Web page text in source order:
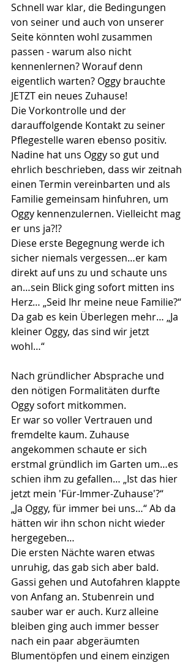
Schnell war klar, die Bedingungen
von seiner und auch von unserer
Seite könnten wohl zusammen
passen - warum also nicht
kennenlernen? Worauf denn
eigentlich warten? Oggy brauchte
JETZT ein neues Zuhause!
Die Vorkontrolle und der
darauffolgende Kontakt zu seiner
Pflegestelle waren ebenso positiv.
Nadine hat uns Oggy so gut und
ehrlich beschrieben, dass wir zeitnah
einen Termin vereinbarten und als
Familie gemeinsam hinfuhren, um
Oggy kennenzulernen. Vielleicht mag
er uns ja?!?
Diese erste Begegnung werde ich
sicher niemals vergessen…er kam
direkt auf uns zu und schaute uns
an…sein Blick ging sofort mitten ins
Herz… „Seid Ihr meine neue Familie?“
Da gab es kein Überlegen mehr… „Ja
kleiner Oggy, das sind wir jetzt
wohl…“
Nach gründlicher Absprache und
den nötigen Formalitäten durfte
Oggy sofort mitkommen.
Er war so voller Vertrauen und
fremdelte kaum. Zuhause
angekommen schaute er sich
erstmal gründlich im Garten um…es
schien ihm zu gefallen… „Ist das hier
jetzt mein 'Für-Immer-Zuhause'?“
„Ja Oggy, für immer bei uns…“ Ab da
hätten wir ihn schon nicht wieder
hergegeben…
Die ersten Nächte waren etwas
unruhig, das gab sich aber bald.
Gassi gehen und Autofahren klappte
von Anfang an. Stubenrein und
sauber war er auch. Kurz alleine
bleiben ging auch immer besser
nach ein paar abgeräumten
Blumentöpfen und einem einzigen